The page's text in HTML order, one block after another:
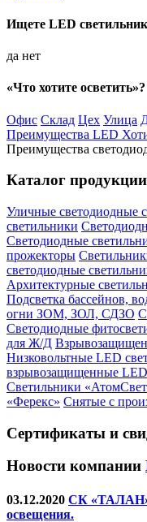
Ищете LED
да нет
«Что хотите осветить»?
Офис Склад Цех Улица
Преимущества LED
Преимущества
Каталог продукции
Уличные светодиодные
светильники
Светодиодные
прожекторы
светодиодные
Архитектурные
Подсветка бассейнов,
огни ЗОМ, ЗОЛ, СДЗО
Светодиодные
для Ж/Д
Низковольтные LED
взрывозащищенные LED
Светильники
«Ферекс» Снятые с
Сертификаты и
Новости компании
03.12.2020 СК «ТАЛАН»
освещения.